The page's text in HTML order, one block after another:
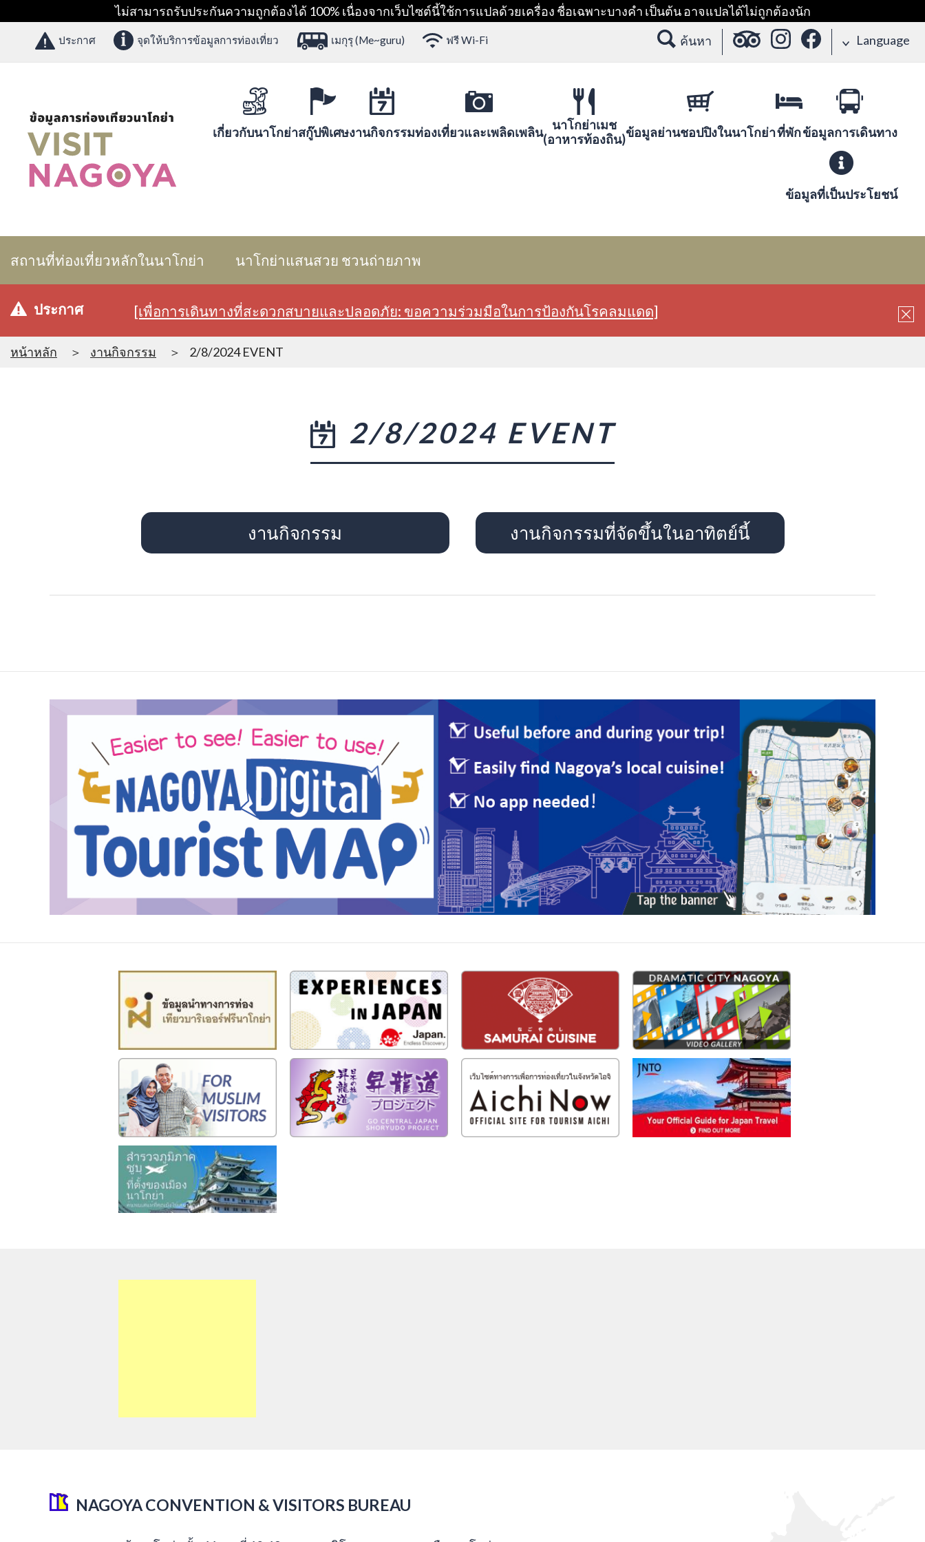
ไม่สามารถรับประกันความถูกต้องได้ 100% เนื่องจากเว็บไซต์นี้ใช้การแปลด้วยเครื่อง ชื่อเฉพาะบางคำ เป็นต้น อาจแปลได้ไม่ถูกต้องนัก
ประกาศ จุดให้บริการข้อมูลการท่องเที่ยว เมกุรุ (Me~guru) ฟรี Wi-Fi ค้นหา Language
เกี่ยวกับนาโกย่าสกู๊ปพิเศษงานกิจกรรมท่องเที่ยวและเพลิดเพลิน
นาโกย่าเมช
(อาหารท้องถิน)ข้อมูลย่านชอปปิงในนาโกย่าที่พักข้อมูลการเดินทาง
ข้อมูลที่เป็นประโยชน์
สถานที่ท่องเที่ยวหลักในนาโกย่า นาโกย่าแสนสวย ชวนถ่ายภาพ
ประกาศ [เพื่อการเดินทางที่สะดวกสบายและปลอดภัย: ขอความร่วมมือในการป้องกันโรคลมแดด]
หน้าหลัก งานกิจกรรม 2/8/2024 EVENT
2/8/2024 EVENT
งานกิจกรรม งานกิจกรรมที่จัดขึ้นในอาทิตย์นี้
NAGOYA CONVENTION & VISITORS BUREAU